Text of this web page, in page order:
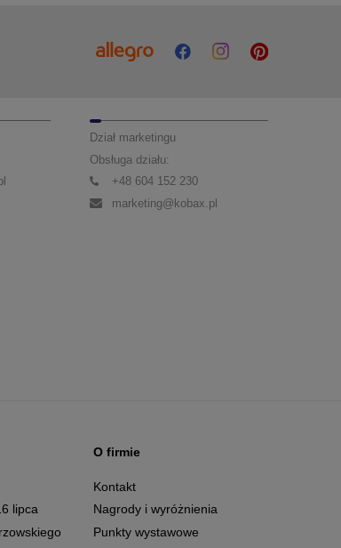
Dział marketingu
Obsługa działu:
+48 604 152 230
marketing@kobax.pl
lipca
O firmie
Kontakt
Nagrody i wyróżnienia
Punkty wystawowe